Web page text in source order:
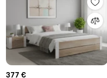
377 €